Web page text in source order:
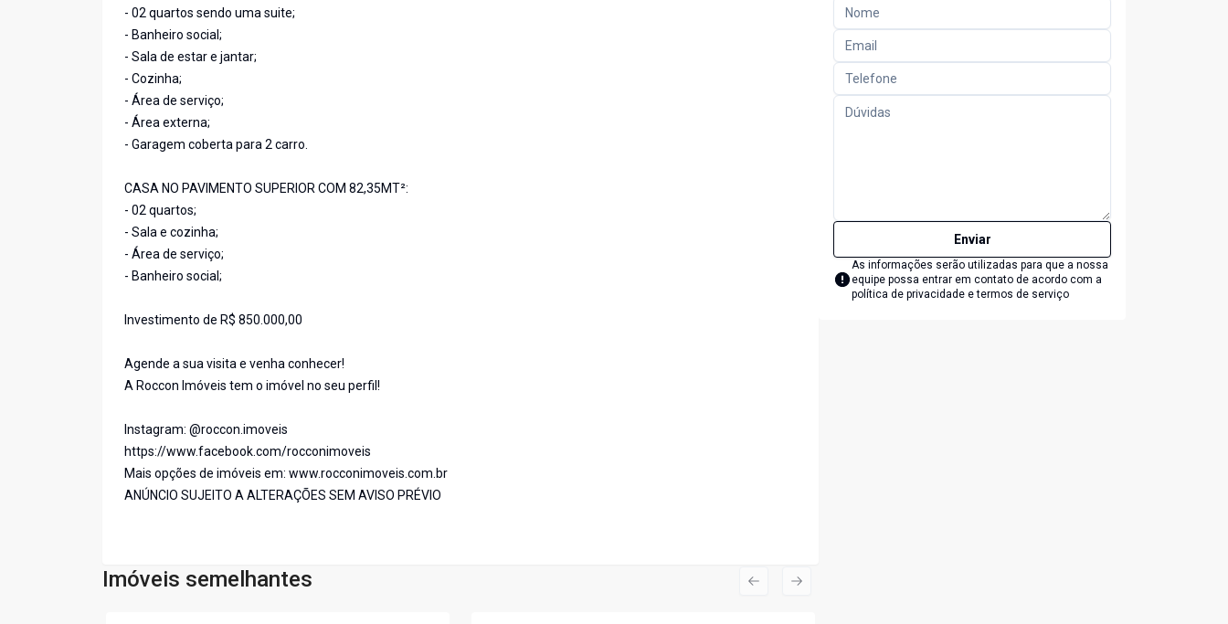
- 02 quartos sendo uma suite;
- Banheiro social;
- Sala de estar e jantar;
- Cozinha;
- Área de serviço;
- Área externa;
- Garagem coberta para 2 carro.
CASA NO PAVIMENTO SUPERIOR COM 82,35MT²:
- 02 quartos;
- Sala e cozinha;
- Área de serviço;
- Banheiro social;
Investimento de R$ 850.000,00
Agende a sua visita e venha conhecer!
A Roccon Imóveis tem o imóvel no seu perfil!
Instagram: @roccon.imoveis
https://www.facebook.com/rocconimoveis
Mais opções de imóveis em: www.rocconimoveis.com.br
ANÚNCIO SUJEITO A ALTERAÇÕES SEM AVISO PRÉVIO
Imóveis semelhantes Previous slide
Next slide
Enviar
As informações serão utilizadas para que a nossa
equipe possa entrar em contato de acordo com a
política de privacidade e termos de serviço